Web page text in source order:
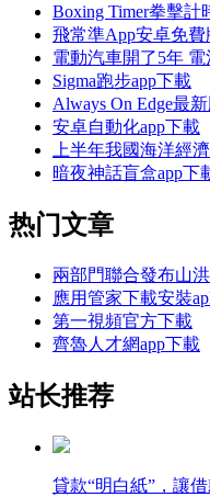
Boxing Timer拳擊計
飛常準App安卓免費
電動汽車開了5年
Sigma跑步app下載
Always On Edge最
安卓自動化app下載
上半年我國海洋經
暗夜神話盲盒app下
热门文章
兩部門聯合發布山
應用管家下載安裝
第一視頻官方下載
齊魯人才網app下載
站长推荐
貸款“明白紙”，讓